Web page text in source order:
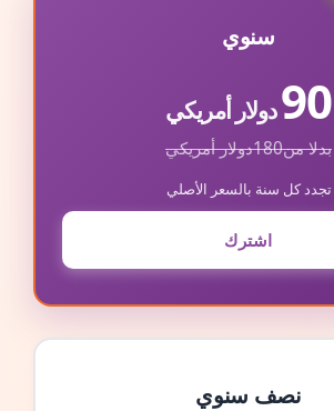
سنوي
90دولار أمريكي
بدلا من180دولار أمريكي
تجدد كل سنة بالسعر الأصلي
اشترك
نصف سنوي